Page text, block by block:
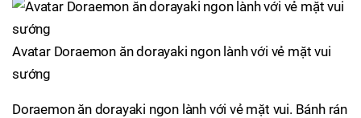
Avatar Doraemon ăn dorayaki ngon lành với vẻ mặt vui
sướng
Doraemon ăn dorayaki ngon lành với vẻ mặt vui. Bánh rán